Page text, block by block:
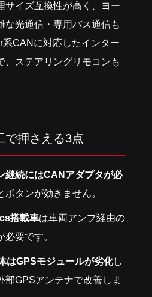
サイズ互換性が高く、ヨー
な光通信・専用バス通信も
CANに対応したインター
、ステアリングリモコンも
で押さえる3点
継続にはCANアダプタが必
タンが効きません。
搭載車は車両アンプ経由の
要です。
はGPSモジュールが劣化し
部GPSアンテナで改善しま